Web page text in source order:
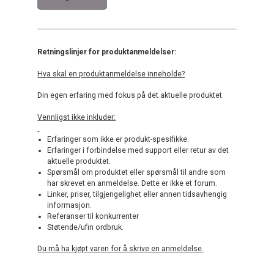
Retningslinjer for produktanmeldelser:
Hva skal en produktanmeldelse inneholde?
Din egen erfaring med fokus på det aktuelle produktet.
Vennligst ikke inkluder:
Erfaringer som ikke er produkt-spesifikke.
Erfaringer i forbindelse med support eller retur av det
aktuelle produktet.
Spørsmål om produktet eller spørsmål til andre som
har skrevet en anmeldelse. Dette er ikke et forum.
Linker, priser, tilgjengelighet eller annen tidsavhengig
informasjon.
Referanser til konkurrenter
Støtende/ufin ordbruk.
Du må ha kjøpt varen for å skrive en anmeldelse.